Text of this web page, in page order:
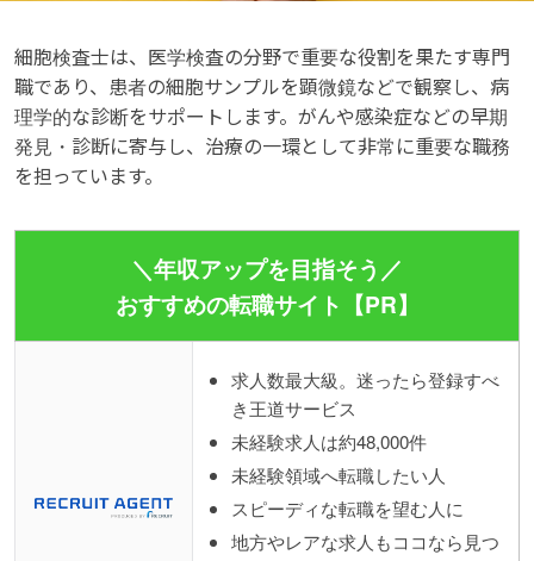
細胞検査士は、医学検査の分野で重要な役割を果たす専門
職であり、患者の細胞サンプルを顕微鏡などで観察し、病
理学的な診断をサポートします。がんや感染症などの早期
発見・診断に寄与し、治療の一環として非常に重要な職務
を担っています。
＼年収アップを目指そう／
おすすめの転職サイト【PR】
求人数最大級。迷ったら登録すべ
き王道サービス
未経験求人は約48,000件
未経験領域へ転職したい人
スピーディな転職を望む人に
地方やレアな求人もココなら見つ